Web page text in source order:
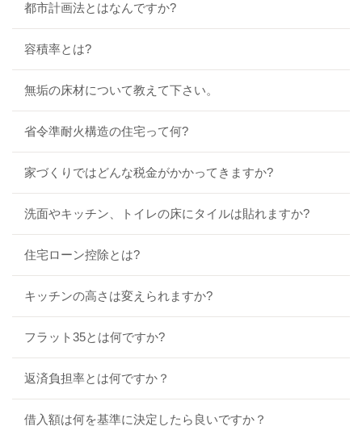
都市計画法とはなんですか?
容積率とは?
無垢の床材について教えて下さい。
省令準耐火構造の住宅って何?
家づくりではどんな税金がかかってきますか?
洗面やキッチン、トイレの床にタイルは貼れますか?
住宅ローン控除とは?
キッチンの高さは変えられますか?
フラット35とは何ですか?
返済負担率とは何ですか？
借入額は何を基準に決定したら良いですか？